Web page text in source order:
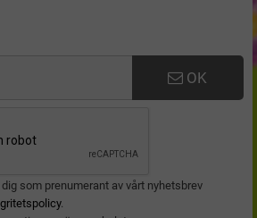
OK
som prenumerant av vårt nyhetsbrev
.